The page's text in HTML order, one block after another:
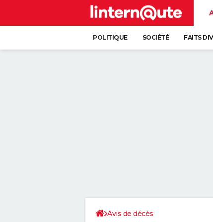
POLITIQUE SOCIÉTÉ FAITS
Avis de décès